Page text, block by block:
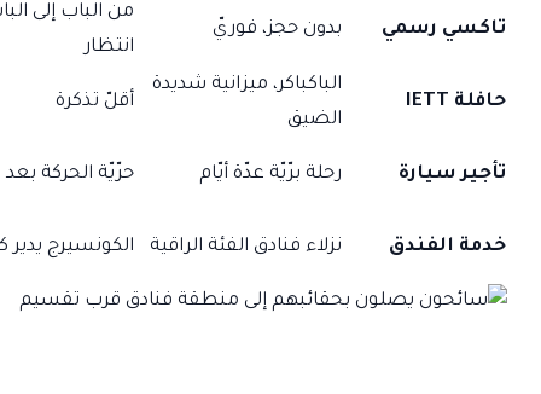
تاكسي رسمي بدون حجز، فوريّ
من الباب إلى
انتظار
حافلة IETT
الباكباكر، ميزانية شديدة
الضيق
أقلّ تذكرة
تأجير سيارة رحلة برّيّة عدّة أيّام حرّيّة الحركة
خدمة الفندق نزلاء فنادق الفئة الراقية الكونسيرج